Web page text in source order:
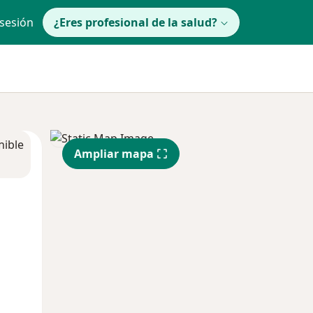
¿Eres profesional de la salud?
Ampliar mapa